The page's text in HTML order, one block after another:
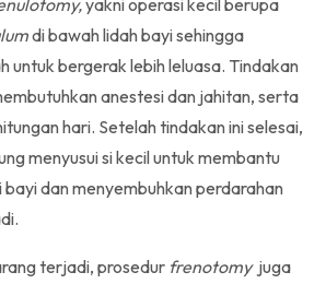
yakni operasi kecil berupa
di bawah lidah bayi sehingga
untuk bergerak lebih leluasa. Tindakan
anestesi dan jahitan, serta
hari. Setelah tindakan ini selesai,
menyusui si kecil untuk membantu
bayi dan menyembuhkan perdarahan
terjadi, prosedur frenotomy juga